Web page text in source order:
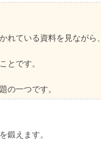
れている資料を見ながら、
とです。
の一つです。
鍛えます。